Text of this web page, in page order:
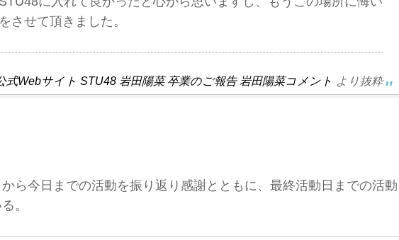
させて頂きました。
式Webサイト STU48 岩田陽菜 卒業のご報告 岩田陽菜コメント より抜粋
ら今日までの活動を振り返り感謝とともに、最終活動日までの活動
。